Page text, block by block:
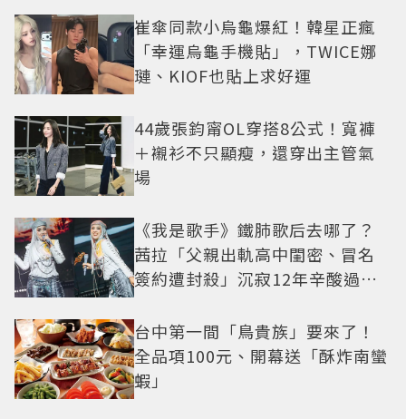
崔傘同款小烏龜爆紅！韓星正瘋
「幸運烏龜手機貼」，TWICE娜
璉、KIOF也貼上求好運
44歲張鈞甯OL穿搭8公式！寬褲
＋襯衫不只顯瘦，還穿出主管氣
場
《我是歌手》鐵肺歌后去哪了？
茜拉「父親出軌高中閨密、冒名
簽約遭封殺」沉寂12年辛酸過往
台中第一間「鳥貴族」要來了！
全品項100元、開幕送「酥炸南蠻
蝦」